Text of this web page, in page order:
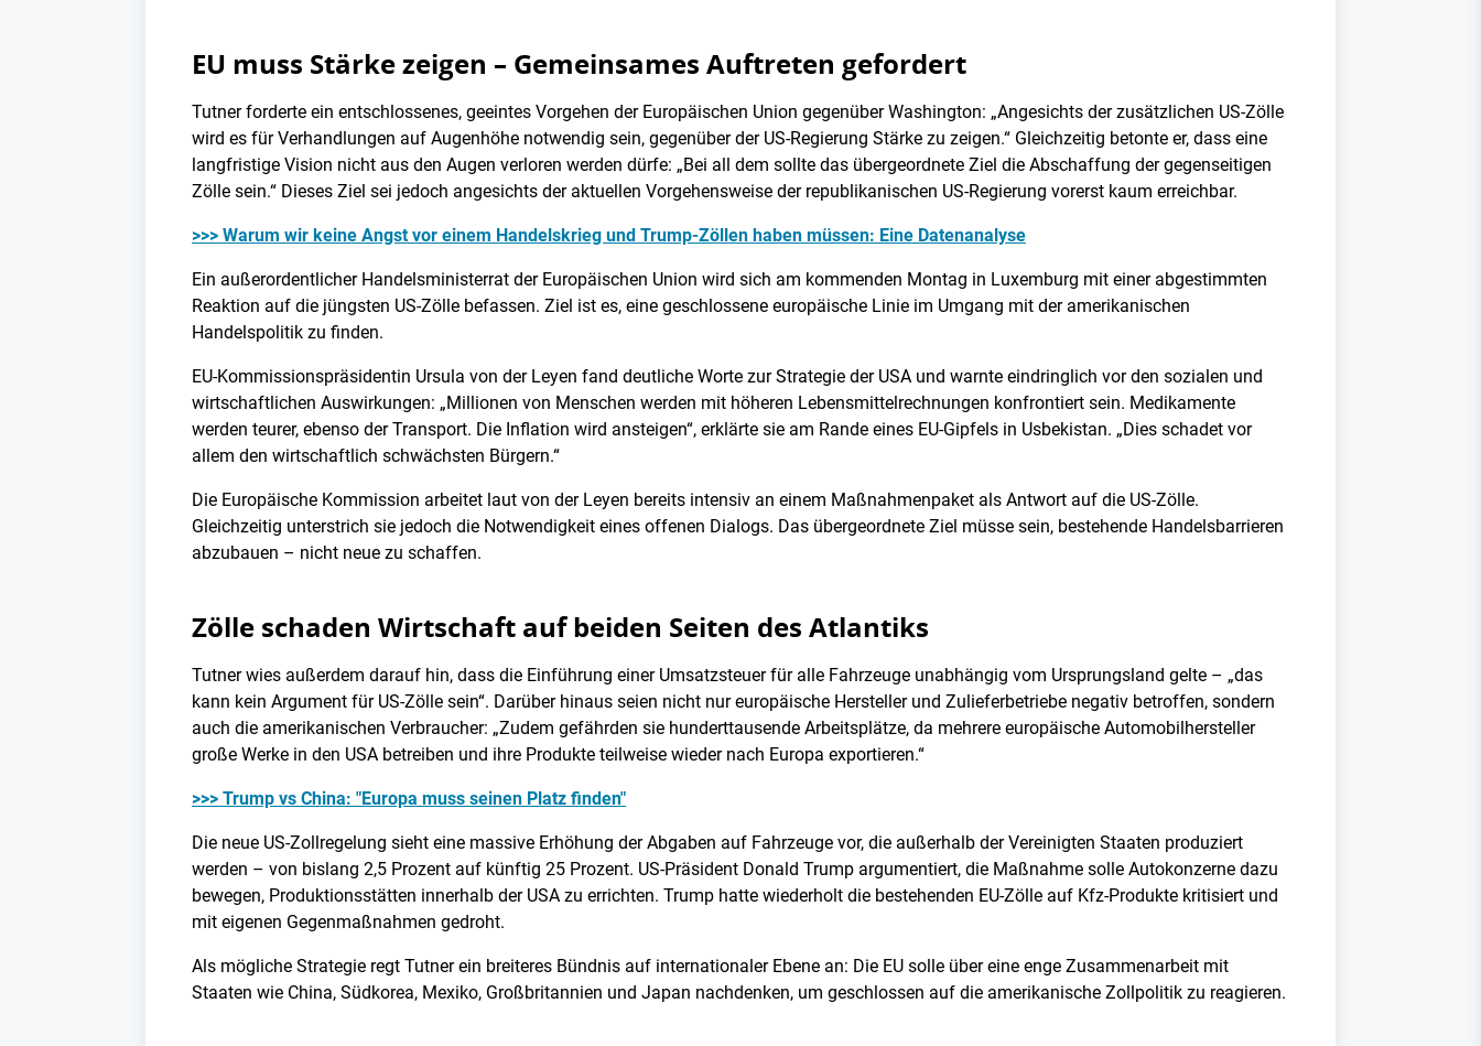
EU muss Stärke zeigen – Gemeinsames Auftreten gefordert
Tutner forderte ein entschlossenes, geeintes Vorgehen der Europäischen Union gegenüber Washington: „Angesichts der zusätzlichen US-Zölle
wird es für Verhandlungen auf Augenhöhe notwendig sein, gegenüber der US-Regierung Stärke zu zeigen.“ Gleichzeitig betonte er, dass eine
langfristige Vision nicht aus den Augen verloren werden dürfe: „Bei all dem sollte das übergeordnete Ziel die Abschaffung der gegenseitigen
Zölle sein.“ Dieses Ziel sei jedoch angesichts der aktuellen Vorgehensweise der republikanischen US-Regierung vorerst kaum erreichbar.
>>> Warum wir keine Angst vor einem Handelskrieg und Trump-Zöllen haben müssen: Eine Datenanalyse
Ein außerordentlicher Handelsministerrat der Europäischen Union wird sich am kommenden Montag in Luxemburg mit einer abgestimmten
Reaktion auf die jüngsten US-Zölle befassen. Ziel ist es, eine geschlossene europäische Linie im Umgang mit der amerikanischen
Handelspolitik zu finden.
EU-Kommissionspräsidentin Ursula von der Leyen fand deutliche Worte zur Strategie der USA und warnte eindringlich vor den sozialen und
wirtschaftlichen Auswirkungen: „Millionen von Menschen werden mit höheren Lebensmittelrechnungen konfrontiert sein. Medikamente
werden teurer, ebenso der Transport. Die Inflation wird ansteigen“, erklärte sie am Rande eines EU-Gipfels in Usbekistan. „Dies schadet vor
allem den wirtschaftlich schwächsten Bürgern.“
Die Europäische Kommission arbeitet laut von der Leyen bereits intensiv an einem Maßnahmenpaket als Antwort auf die US-Zölle.
Gleichzeitig unterstrich sie jedoch die Notwendigkeit eines offenen Dialogs. Das übergeordnete Ziel müsse sein, bestehende Handelsbarrieren
abzubauen – nicht neue zu schaffen.
Zölle schaden Wirtschaft auf beiden Seiten des Atlantiks
Tutner wies außerdem darauf hin, dass die Einführung einer Umsatzsteuer für alle Fahrzeuge unabhängig vom Ursprungsland gelte – „das
kann kein Argument für US-Zölle sein“. Darüber hinaus seien nicht nur europäische Hersteller und Zulieferbetriebe negativ betroffen, sondern
auch die amerikanischen Verbraucher: „Zudem gefährden sie hunderttausende Arbeitsplätze, da mehrere europäische Automobilhersteller
große Werke in den USA betreiben und ihre Produkte teilweise wieder nach Europa exportieren.“
>>> Trump vs China: "Europa muss seinen Platz finden"
Die neue US-Zollregelung sieht eine massive Erhöhung der Abgaben auf Fahrzeuge vor, die außerhalb der Vereinigten Staaten produziert
werden – von bislang 2,5 Prozent auf künftig 25 Prozent. US-Präsident Donald Trump argumentiert, die Maßnahme solle Autokonzerne dazu
bewegen, Produktionsstätten innerhalb der USA zu errichten. Trump hatte wiederholt die bestehenden EU-Zölle auf Kfz-Produkte kritisiert und
mit eigenen Gegenmaßnahmen gedroht.
Als mögliche Strategie regt Tutner ein breiteres Bündnis auf internationaler Ebene an: Die EU solle über eine enge Zusammenarbeit mit
Staaten wie China, Südkorea, Mexiko, Großbritannien und Japan nachdenken, um geschlossen auf die amerikanische Zollpolitik zu reagieren.